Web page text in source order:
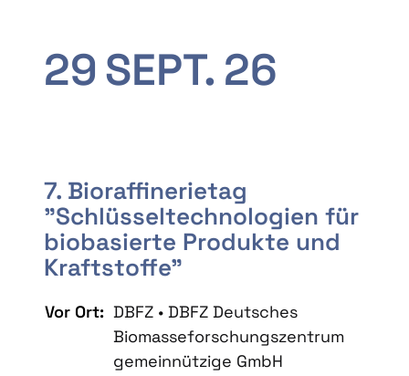
29SEPT. 26
7. Bioraffinerietag
"Schlüsseltechnologien für
biobasierte Produkte und
Kraftstoffe"
Vor Ort: DBFZ • DBFZ Deutsches
Biomasseforschungszentrum
gemeinnützige GmbH